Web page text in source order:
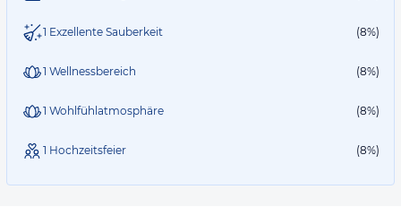
1 Exzellente Sauberkeit (8%)
1 Wellnessbereich (8%)
1 Wohlfühlatmosphäre (8%)
1 Hochzeitsfeier (8%)